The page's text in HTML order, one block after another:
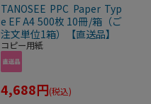
TANOSEE PPC Paper Typ
e EF A4 500枚 10冊/箱（ご
注文単位1箱）【直送品】
コピー用紙
4,688円(税込)